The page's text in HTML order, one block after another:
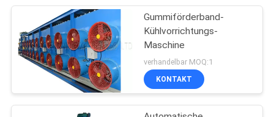
Gummiförderband-
Kühlvorrichtungs-
Maschine
verhandelbar MOQ:1
KONTAKT